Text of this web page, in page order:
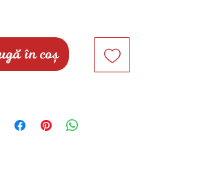
scrii un mesaj în chat, pe mail,
sau What`App, unde vom putea
în coș